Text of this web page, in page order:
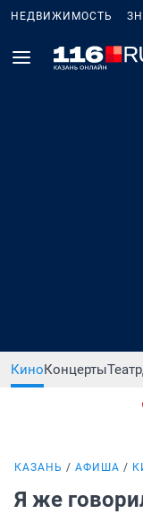
НЕДВИЖИМОСТЬ
КиноКонцертыТеатр
КАЗАНЬ АФИША
Я же